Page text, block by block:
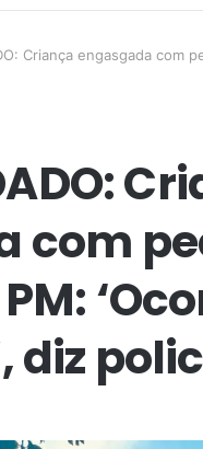
Criança engasgada com
com
diz